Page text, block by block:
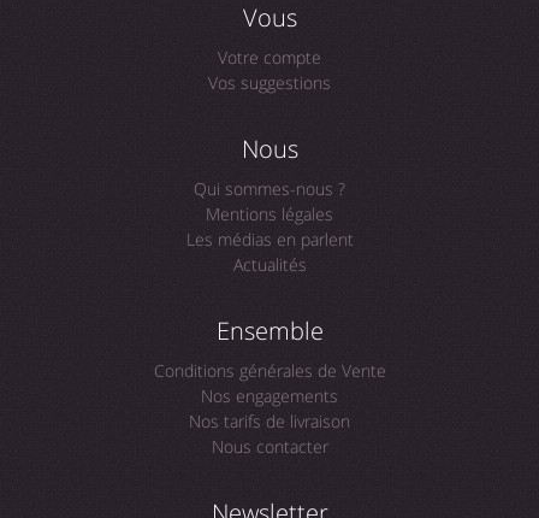
Vous
Votre compte
Vos suggestions
Nous
Qui sommes-nous ?
Mentions légales
Les médias en parlent
Actualités
Ensemble
Conditions générales de Vente
Nos engagements
Nos tarifs de livraison
Nous contacter